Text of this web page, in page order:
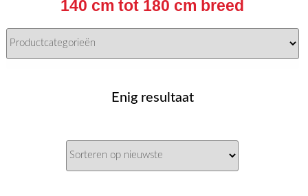
140 cm tot 180 cm breed
Enig resultaat